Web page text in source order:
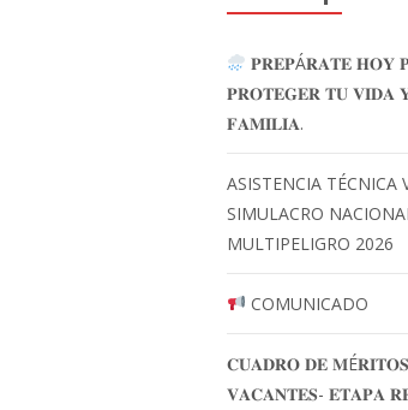
𝐏𝐑𝐄𝐏Á𝐑𝐀𝐓𝐄 𝐇𝐎𝐘
𝐏𝐑𝐎𝐓𝐄𝐆𝐄𝐑 𝐓𝐔 𝐕𝐈𝐃𝐀
𝐅𝐀𝐌𝐈𝐋𝐈𝐀.
ASISTENCIA TÉCNICA
SIMULACRO NACIONAL
MULTIPELIGRO 2026
COMUNICADO
𝐂𝐔𝐀𝐃𝐑𝐎 𝐃𝐄
𝐕𝐀𝐂𝐀𝐍𝐓𝐄𝐒- 𝐄𝐓𝐀𝐏𝐀